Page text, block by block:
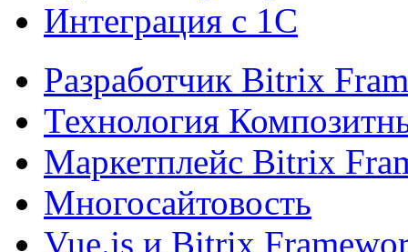
Интеграция с 1С
Разработчик Bitrix
Технология
Маркетплейс Bitrix
Многосайтовость
Vue.js и Bitrix